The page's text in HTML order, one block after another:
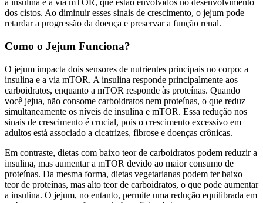
a insulina e a via mTOR, que estão envolvidos no desenvolvimento
dos cistos. Ao diminuir esses sinais de crescimento, o jejum pode
retardar a progressão da doença e preservar a função renal.
Como o Jejum Funciona?
O jejum impacta dois sensores de nutrientes principais no corpo: a
insulina e a via mTOR. A insulina responde principalmente aos
carboidratos, enquanto a mTOR responde às proteínas. Quando
você jejua, não consome carboidratos nem proteínas, o que reduz
simultaneamente os níveis de insulina e mTOR. Essa redução nos
sinais de crescimento é crucial, pois o crescimento excessivo em
adultos está associado a cicatrizes, fibrose e doenças crônicas.
Em contraste, dietas com baixo teor de carboidratos podem reduzir a
insulina, mas aumentar a mTOR devido ao maior consumo de
proteínas. Da mesma forma, dietas vegetarianas podem ter baixo
teor de proteínas, mas alto teor de carboidratos, o que pode aumentar
a insulina. O jejum, no entanto, permite uma redução equilibrada em